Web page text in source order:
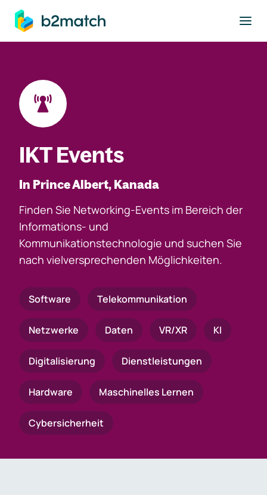
springen
IKT Events
In Prince Albert, Kanada
Finden Sie Networking-Events im Bereich der
Informations- und
Kommunikationstechnologie und suchen Sie
nach vielversprechenden Möglichkeiten.
Software Telekommunikation
Netzwerke Daten VR/XR KI
Digitalisierung Dienstleistungen
Hardware Maschinelles Lernen
Cybersicherheit